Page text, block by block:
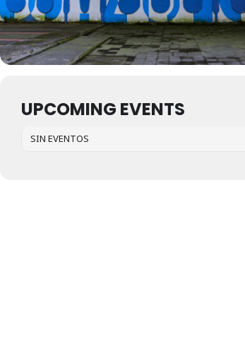
UPCOMING EVENTS
SIN EVENTOS